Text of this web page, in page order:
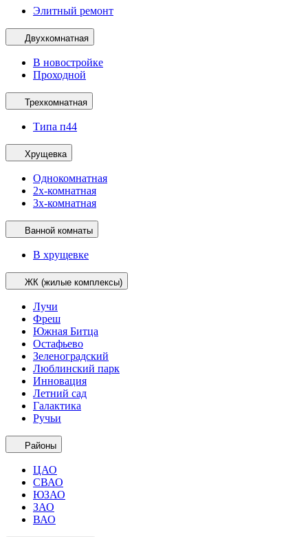
Элитный ремонт
Двухкомнатная
В новостройке
Проходной
Трехкомнатная
Типа п44
Хрущевка
Однокомнатная
2х-комнатная
3х-комнатная
Ванной комнаты
В хрущевке
ЖК (жилые комплексы)
Лучи
Фреш
Южная Битца
Остафьево
Зеленоградский
Люблинский парк
Инновация
Летний сад
Галактика
Ручьи
Районы
ЦАО
СВАО
ЮЗАО
ЗАО
ВАО